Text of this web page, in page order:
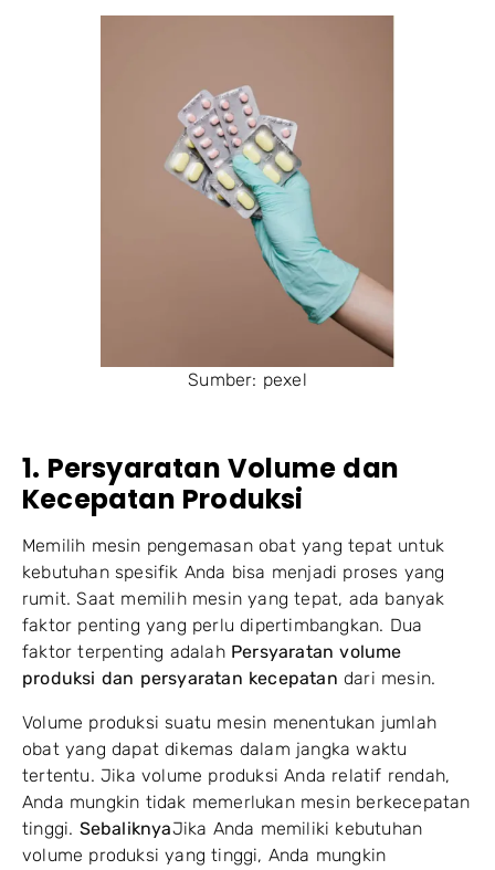
Sumber: pexel
1. Persyaratan Volume dan
Kecepatan Produksi
Memilih mesin pengemasan obat yang tepat untuk
kebutuhan spesifik Anda bisa menjadi proses yang
rumit. Saat memilih mesin yang tepat, ada banyak
faktor penting yang perlu dipertimbangkan. Dua
faktor terpenting adalah Persyaratan volume
produksi dan persyaratan kecepatan dari mesin.
Volume produksi suatu mesin menentukan jumlah
obat yang dapat dikemas dalam jangka waktu
tertentu. Jika volume produksi Anda relatif rendah,
Anda mungkin tidak memerlukan mesin berkecepatan
tinggi. SebaliknyaJika Anda memiliki kebutuhan
volume produksi yang tinggi, Anda mungkin